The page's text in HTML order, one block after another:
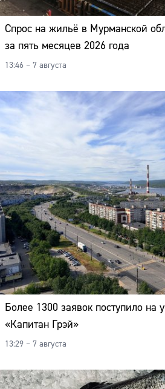
Спрос на жильё в Мурманской
за пять месяцев 2026 года
13:46 – 7 августа
Более 1300 заявок поступило на
«Капитан Грэй»
13:29 – 7 августа